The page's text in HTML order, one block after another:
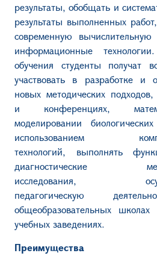
результаты, обобщать и
результаты выполненных
современную
информационные
обучения студенты получат
участвовать в разработке и
новых методических
и конференциях,
моделировании
использованием
технологий, выполнять
диагностические
исследования,
педагогическую
общеобразовательных
учебных заведениях.
Преимущества